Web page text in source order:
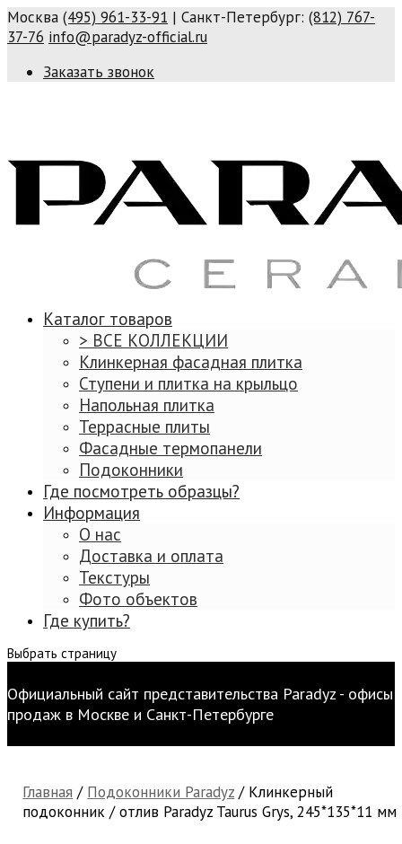
Москва (495) 961-33-91 | Санкт-Петербург: (812) 767-
37-76 info@paradyz-official.ru
Заказать звонок
Каталог товаров
> ВСЕ КОЛЛЕКЦИИ
Клинкерная фасадная плитка
Ступени и плитка на крыльцо
Напольная плитка
Террасные плиты
Фасадные термопанели
Подоконники
Где посмотреть образцы?
Информация
О нас
Доставка и оплата
Текстуры
Фото объектов
Где купить?
Выбрать страницу
Официальный сайт представительства Paradyz - офисы
продаж в Москве и Санкт-Петербурге
Главная / Подоконники Paradyz / Клинкерный
подоконник / отлив Paradyz Taurus Grys, 245*135*11 мм